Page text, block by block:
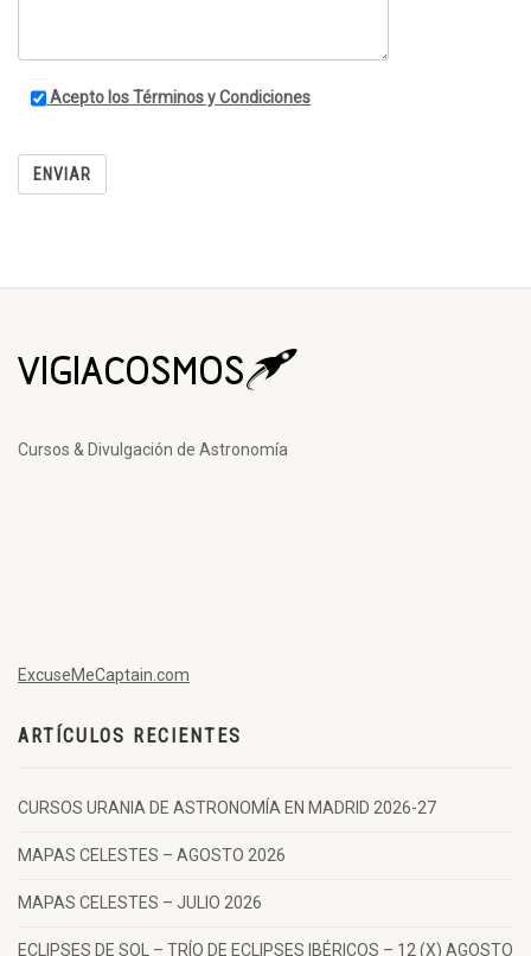
Acepto los Términos y Condiciones
Cursos & Divulgación de Astronomía
ExcuseMeCaptain.com
ARTÍCULOS RECIENTES
CURSOS URANIA DE ASTRONOMÍA EN MADRID 2026-27
MAPAS CELESTES – AGOSTO 2026
MAPAS CELESTES – JULIO 2026
ECLIPSES DE SOL – TRÍO DE ECLIPSES IBÉRICOS – 12 (X) AGOSTO